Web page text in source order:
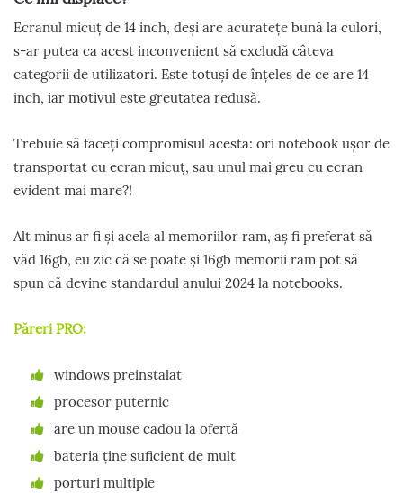
Ecranul micuț de 14 inch, deși are acuratețe bună la culori,
s-ar putea ca acest inconvenient să excludă câteva
categorii de utilizatori. Este totuși de înțeles de ce are 14
inch, iar motivul este greutatea redusă.
Trebuie să faceți compromisul acesta: ori notebook ușor de
transportat cu ecran micuț, sau unul mai greu cu ecran
evident mai mare?!
Alt minus ar fi și acela al memoriilor ram, aș fi preferat să
văd 16gb, eu zic că se poate și 16gb memorii ram pot să
spun că devine standardul anului 2024 la notebooks.
Păreri PRO:
windows preinstalat
procesor puternic
are un mouse cadou la ofertă
bateria ține suficient de mult
porturi multiple